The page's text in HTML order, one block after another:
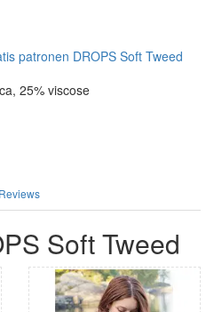
patronen DROPS Soft Tweed
25% viscose
Reviews
Soft Tweed